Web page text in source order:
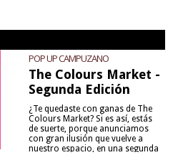
POP UP CAMPUZANO
The Colours Market -
Segunda Edición
¿Te quedaste con ganas de The
Colours Market? Si es así, estás
de suerte, porque anunciamos
con gran ilusión que vuelve a
nuestro espacio, en una segunda